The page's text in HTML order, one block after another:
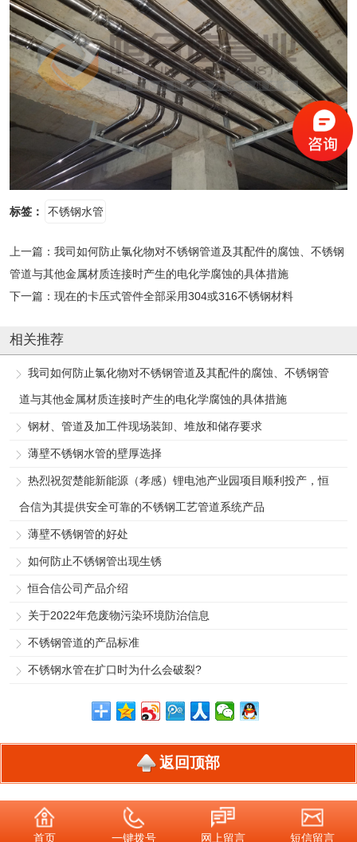
标签： 不锈钢水管
上一篇： 我司如何防止氯化物对不锈钢管道及其配件的腐蚀、不锈钢
管道与其他金属材质连接时产生的电化学腐蚀的具体措施
下一篇： 现在的卡压式管件全部采用304或316不锈钢材料
相关推荐
我司如何防止氯化物对不锈钢管道及其配件的腐蚀、不锈钢管
道与其他金属材质连接时产生的电化学腐蚀的具体措施
钢材、管道及加工件现场装卸、堆放和储存要求
薄壁不锈钢水管的壁厚选择
热烈祝贺楚能新能源（孝感）锂电池产业园项目顺利投产，恒
合信为其提供安全可靠的不锈钢工艺管道系统产品
薄壁不锈钢管的好处
如何防止不锈钢管出现生锈
恒合信公司产品介绍
关于2022年危废物污染环境防治信息
不锈钢管道的产品标准
不锈钢水管在扩口时为什么会破裂?
首页 一键拨号 网上留言 短信留言
返回顶部